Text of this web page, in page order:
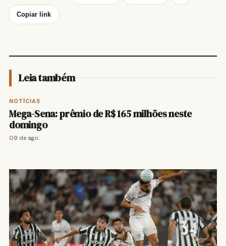
Copiar link
Leia também
NOTÍCIAS
Mega-Sena: prêmio de R$ 165 milhões neste
domingo
09 de ago.